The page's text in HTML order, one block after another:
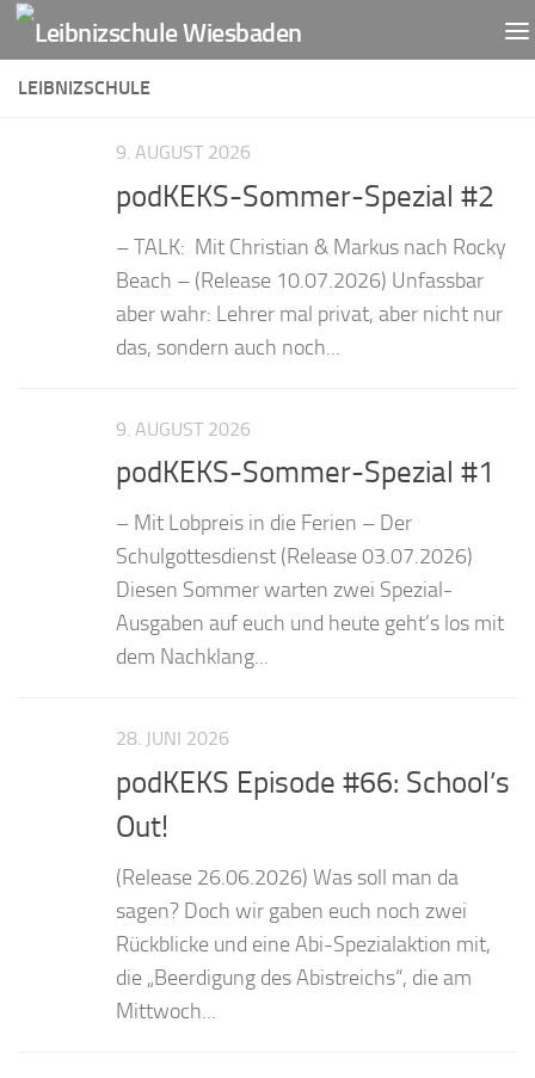
Zum Inhalt springen
LEIBNIZSCHULE
9. AUGUST 2026
podKEKS-Sommer-Spezial #2
– TALK: Mit Christian & Markus nach Rocky
Beach – (Release 10.07.2026) Unfassbar
aber wahr: Lehrer mal privat, aber nicht nur
das, sondern auch noch...
9. AUGUST 2026
podKEKS-Sommer-Spezial #1
– Mit Lobpreis in die Ferien – Der
Schulgottesdienst (Release 03.07.2026)
Diesen Sommer warten zwei Spezial-
Ausgaben auf euch und heute geht’s los mit
dem Nachklang...
28. JUNI 2026
podKEKS Episode #66: School’s
Out!
(Release 26.06.2026) Was soll man da
sagen? Doch wir gaben euch noch zwei
Rückblicke und eine Abi-Spezialaktion mit,
die „Beerdigung des Abistreichs“, die am
Mittwoch...